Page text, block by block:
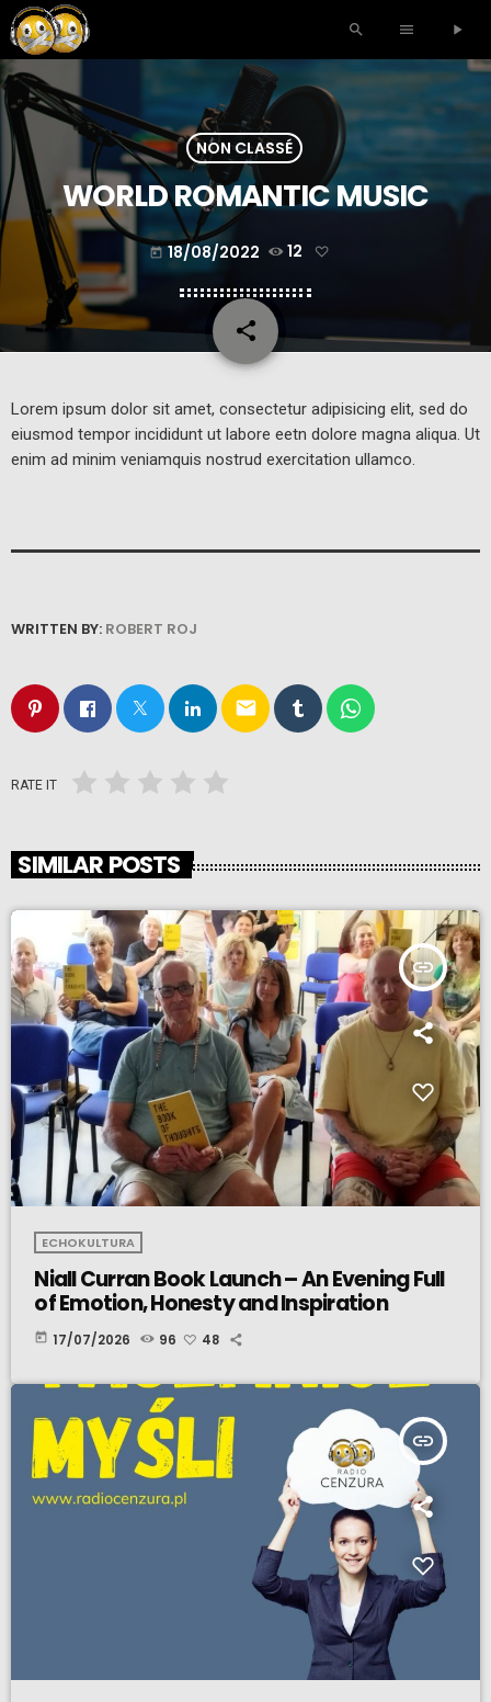
search menu play_arrow
NON CLASSÉ
WORLD ROMANTIC MUSIC
today 18/08/2022 12
share
email
Lorem ipsum dolor sit amet, consectetur adipisicing elit, sed do
eiusmod tempor incididunt ut labore eetn dolore magna aliqua. Ut
enim ad minim veniamquis nostrud exercitation ullamco.
WRITTEN BY: ROBERT ROJ
email
RATE IT
SIMILAR POSTS
insert_link
ECHOKULTURA
Niall Curran Book Launch – An Evening Full
of Emotion, Honesty and Inspiration
today 17/07/2026 96 48
insert_link